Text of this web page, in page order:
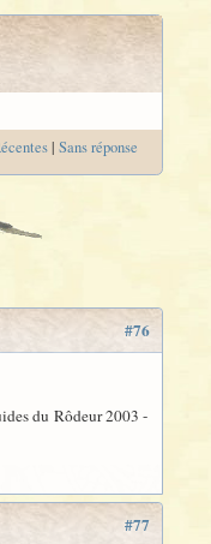
| Sans réponse
#76
du Rôdeur 2003 -
#77